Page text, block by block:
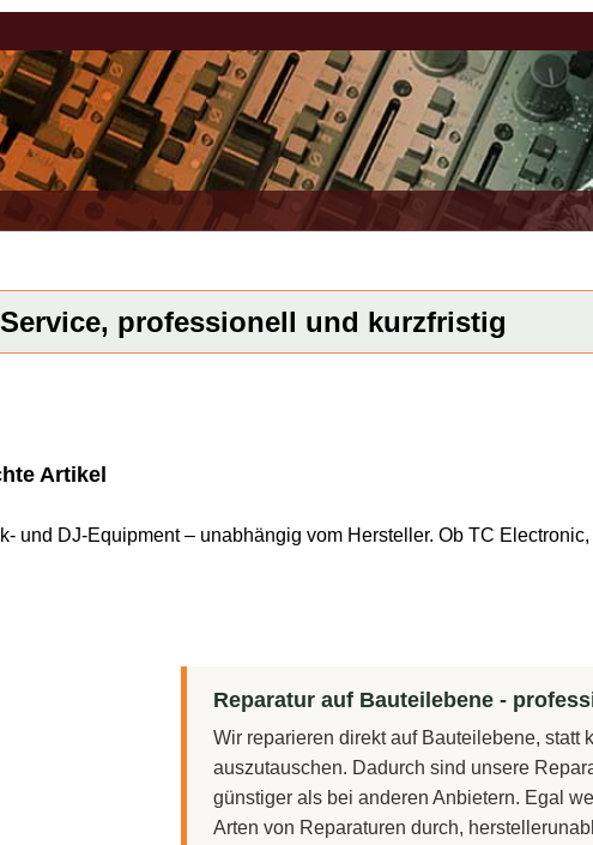
professionell und kurzfristig
Artikel
und DJ-Equipment – unabhängig vom Hersteller. Ob TC
Reparatur auf Bauteilebene -
Wir reparieren direkt auf Bauteilebene, statt
auszutauschen. Dadurch sind unsere
günstiger als bei anderen Anbietern. Egal
Arten von Reparaturen durch,